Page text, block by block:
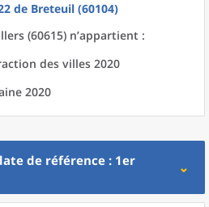
de Breteuil (60104)
(60615) n’appartient :
des villes 2020
2020
de référence : 1er